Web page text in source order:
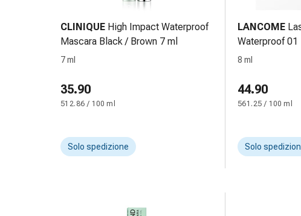
Strisce
e
adesivi
la
chiusura
Unguento
per
CLINIQUE High Impact Waterproof
Mascara Black / Brown 7 ml
7 ml
35.90
512.86 / 100 ml
Solo spedizione
LANCOME
Waterproof 01
8 ml
44.90
561.25 / 100 ml
Solo